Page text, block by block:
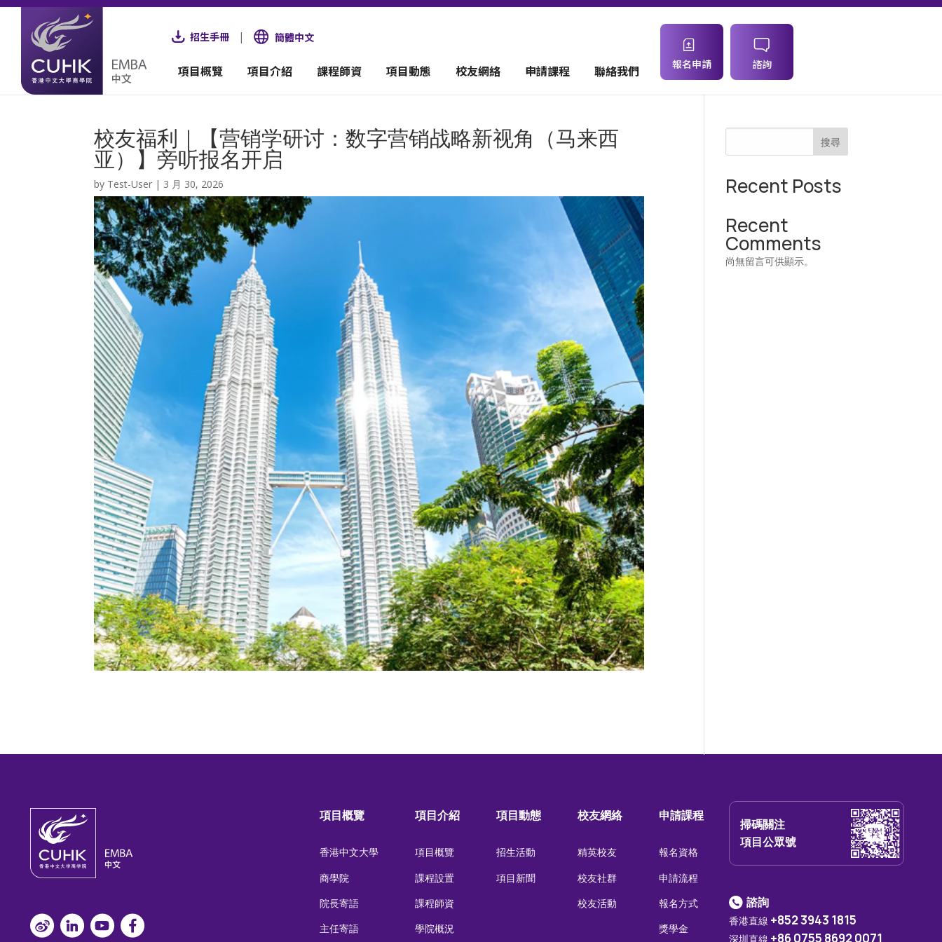
招生手冊 | 簡體中文
項目概覽 項目介紹 課程師資 項目動態 校友網絡 申請課程 聯絡我們 報名申請 諮詢
校友福利｜【营销学研讨：数字营销战略新视角（马来西
亚）】旁听报名开启
by Test-User | 3 月 30, 2026
搜尋
Recent Posts
Recent
Comments
尚無留言可供顯示。
項目概覽
香港中文大學
商學院
院長寄語
主任寄語
項目介紹
項目概覽
課程設置
課程師資
學院概況
項目動態
招生活動
項目新聞
校友網絡
精英校友
校友社群
校友活動
申請課程
報名資格
申請流程
報名方式
獎學金
掃碼關注
項目公眾號
諮詢
香港直線 +852 3943 1815
深圳直線 +86 0755 8692 0071